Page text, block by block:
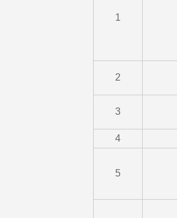
1
2
3
4
5